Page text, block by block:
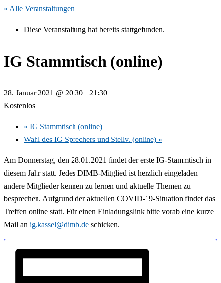
« Alle Veranstaltungen
Diese Veranstaltung hat bereits stattgefunden.
IG Stammtisch (online)
28. Januar 2021 @ 20:30 - 21:30
Kostenlos
« IG Stammtisch (online)
Wahl des IG Sprechers und Stellv. (online) »
Am Donnerstag, den 28.01.2021 findet der erste IG-Stammtisch in
diesem Jahr statt. Jedes DIMB-Mitglied ist herzlich eingeladen
andere Mitglieder kennen zu lernen und aktuelle Themen zu
besprechen. Aufgrund der aktuellen COVID-19-Situation findet das
Treffen online statt. Für einen Einladungslink bitte vorab eine kurze
Mail an ig.kassel@dimb.de schicken.